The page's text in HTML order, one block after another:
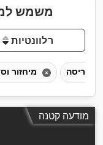
משמש
רלוונטיות
מודעה קטנה